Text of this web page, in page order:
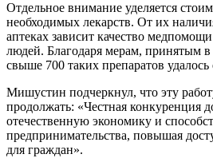
Отдельное внимание уделяется
необходимых лекарств. От их
аптеках зависит качество
людей. Благодаря мерам, принятым
свыше 700 таких препаратов удалось
Мишустин подчеркнул, что эту
продолжать: «Честная конкуренция
отечественную экономику и
предпринимательства, повышая
для граждан».